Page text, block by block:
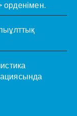
орденімен.